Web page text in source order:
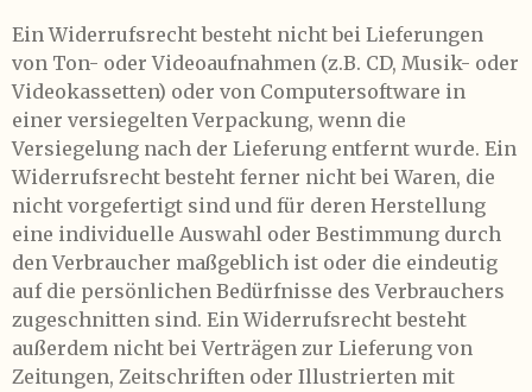
Ein Widerrufsrecht besteht nicht bei Lieferungen
von Ton- oder Videoaufnahmen (z.B. CD, Musik- oder
Videokassetten) oder von Computersoftware in
einer versiegelten Verpackung, wenn die
Versiegelung nach der Lieferung entfernt wurde. Ein
Widerrufsrecht besteht ferner nicht bei Waren, die
nicht vorgefertigt sind und für deren Herstellung
eine individuelle Auswahl oder Bestimmung durch
den Verbraucher maßgeblich ist oder die eindeutig
auf die persönlichen Bedürfnisse des Verbrauchers
zugeschnitten sind. Ein Widerrufsrecht besteht
außerdem nicht bei Verträgen zur Lieferung von
Zeitungen, Zeitschriften oder Illustrierten mit